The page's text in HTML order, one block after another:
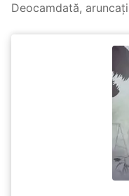
Deocamdată,